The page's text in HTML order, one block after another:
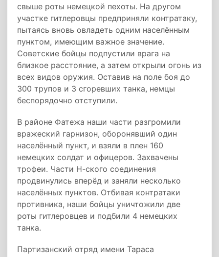
свыше роты немецкой пехоты. На другом
участке гитлеровцы предприняли контратаку,
пытаясь вновь овладеть одним населённым
пунктом, имеющим важное значение.
Советские бойцы подпустили врага на
близкое расстояние, а затем открыли огонь из
всех видов оружия. Оставив на поле боя до
300 трупов и 3 сгоревших танка, немцы
беспорядочно отступили.
В районе Фатежа наши части разгромили
вражеский гарнизон, оборонявший один
населённый пункт, и взяли в плен 160
немецких солдат и офицеров. Захвачены
трофеи. Части Н-ского соединения
продвинулись вперёд и заняли несколько
населённых пунктов. Отбивая контратаки
противника, наши бойцы уничтожили две
роты гитлеровцев и подбили 4 немецких
танка.
Партизанский отряд имени Тараса